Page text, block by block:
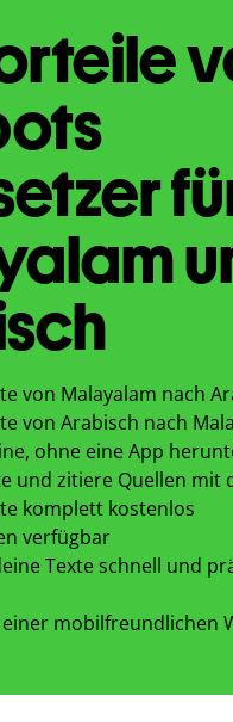
von Malayalam nach
von Arabisch nach
ohne eine App
und zitiere Quellen mit
komplett kostenlos
verfügbar
Texte schnell und
mobilfreundlichen